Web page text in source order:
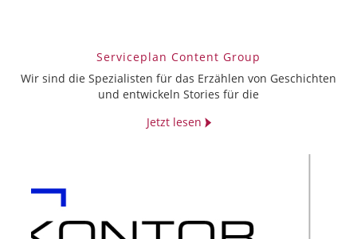
Serviceplan Content Group
Wir sind die Spezialisten für das Erzählen von Geschichten
und entwickeln Stories für die
Jetzt lesen